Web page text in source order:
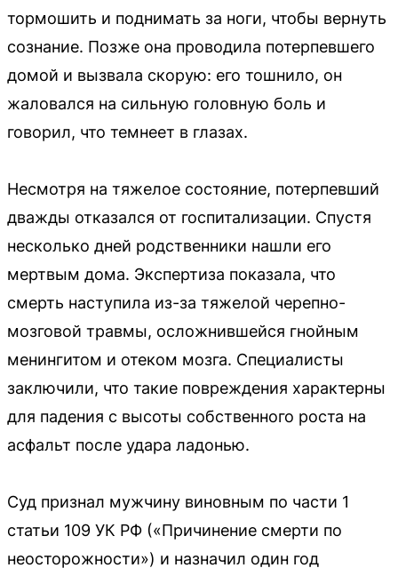
тормошить и поднимать за ноги, чтобы вернуть
сознание. Позже она проводила потерпевшего
домой и вызвала скорую: его тошнило, он
жаловался на сильную головную боль и
говорил, что темнеет в глазах.
Несмотря на тяжелое состояние, потерпевший
дважды отказался от госпитализации. Спустя
несколько дней родственники нашли его
мертвым дома. Экспертиза показала, что
смерть наступила из-за тяжелой черепно-
мозговой травмы, осложнившейся гнойным
менингитом и отеком мозга. Специалисты
заключили, что такие повреждения характерны
для падения с высоты собственного роста на
асфальт после удара ладонью.
Суд признал мужчину виновным по части 1
статьи 109 УК РФ («Причинение смерти по
неосторожности») и назначил один год